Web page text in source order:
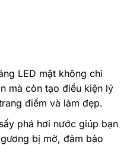
LED mặt không chỉ
mà còn tạo điều kiện lý
điểm và làm đẹp.
phá hơi nước giúp bạn
bị mờ, đảm bảo